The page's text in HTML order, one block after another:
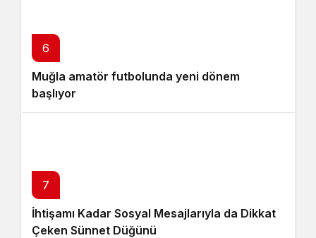
6
Muğla amatör futbolunda yeni dönem
başlıyor
7
İhtişamı Kadar Sosyal Mesajlarıyla da Dikkat
Çeken Sünnet Düğünü